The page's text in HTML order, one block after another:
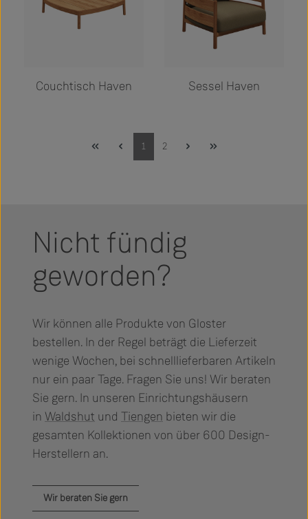
Couchtisch Haven Sessel Haven
Seite
1 Seite
2
Nicht fündig
geworden?
Wir können alle Produkte von Gloster
bestellen. In der Regel beträgt die Lieferzeit
wenige Wochen, bei schnelllieferbaren Artikeln
nur ein paar Tage. Fragen Sie uns! Wir beraten
Sie gern. In unseren Einrichtungshäusern
in Waldshut und Tiengen bieten wir die
gesamten Kollektionen von über 600 Design-
Herstellern an.
Wir beraten Sie gern